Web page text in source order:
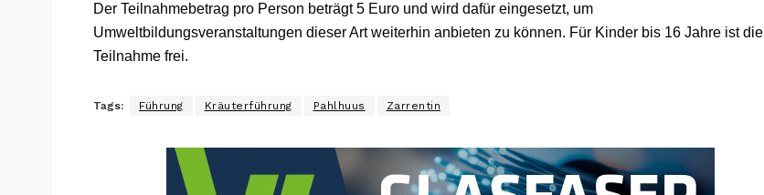
Der Teilnahmebetrag pro Person beträgt 5 Euro und wird dafür eingesetzt, um
Umweltbildungsveranstaltungen dieser Art weiterhin anbieten zu können. Für Kinder bis 16 Jahre ist die
Teilnahme frei.
Tags: Führung Kräuterführung Pahlhuus Zarrentin